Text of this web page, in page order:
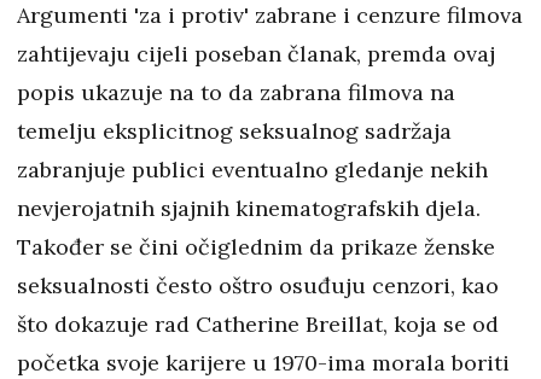
Argumenti 'za i protiv' zabrane i cenzure filmova
zahtijevaju cijeli poseban članak, premda ovaj
popis ukazuje na to da zabrana filmova na
temelju eksplicitnog seksualnog sadržaja
zabranjuje publici eventualno gledanje nekih
nevjerojatnih sjajnih kinematografskih djela.
Također se čini očiglednim da prikaze ženske
seksualnosti često oštro osuđuju cenzori, kao
što dokazuje rad Catherine Breillat, koja se od
početka svoje karijere u 1970-ima morala boriti